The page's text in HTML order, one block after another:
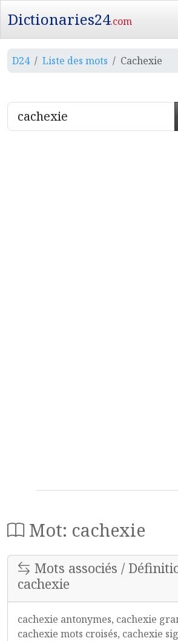
Dictionaries24.com
D24 Liste des mots Cachexie
Mot: cachexie
Mots associés /
cachexie
cachexie antonymes, cachexie
cachexie mots croisés, cachexie